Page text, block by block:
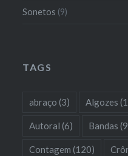
Sonetos (9)
TAGS
abraço (3) Algozes
Autoral (6) Bandas
Contagem (120)